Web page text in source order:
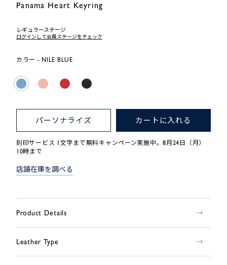
Panama Heart Keyring
レギュラーステージ
ログインして会員ステージをチェック
カラー - NILE BLUE
パーソナライズ カートに入れる
刻印サービス 1文字まで無料キャンペーン実施中。8月24日（月）
10時まで
店舗在庫を調べる
Product Details
Leather Type